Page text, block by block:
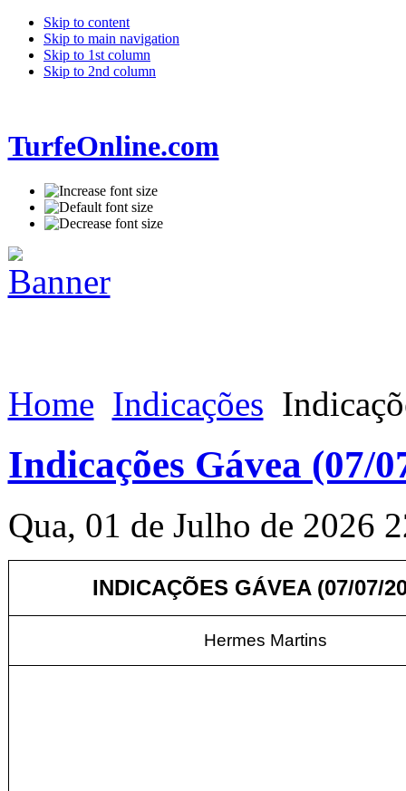
Skip to content
Skip to main navigation
Skip to 1st column
Skip to 2nd column
TurfeOnline.com
Home Indicações
Indicações Gávea (07/
Qua, 01 de Julho de 2026
INDICAÇÕES GÁVEA (07/07/
Hermes Martins